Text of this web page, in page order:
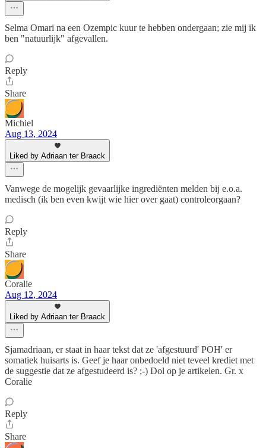
Selma Omari na een Ozempic kuur te hebben ondergaan; zie mij ik
ben "natuurlijk" afgevallen.
Reply
Share
Michiel
Aug 13, 2024
Liked by Adriaan ter Braack
Vanwege de mogelijk gevaarlijke ingrediënten melden bij e.o.a.
medisch (ik ben even kwijt wie hier over gaat) controleorgaan?
Reply
Share
Coralie
Aug 12, 2024
Liked by Adriaan ter Braack
Sjamadriaan, er staat in haar tekst dat ze 'afgestuurd' POH' er
somatiek huisarts is. Geef je haar onbedoeld niet teveel krediet met
de suggestie dat ze afgestudeerd is? ;-) Dol op je artikelen. Gr. x
Coralie
Reply
Share